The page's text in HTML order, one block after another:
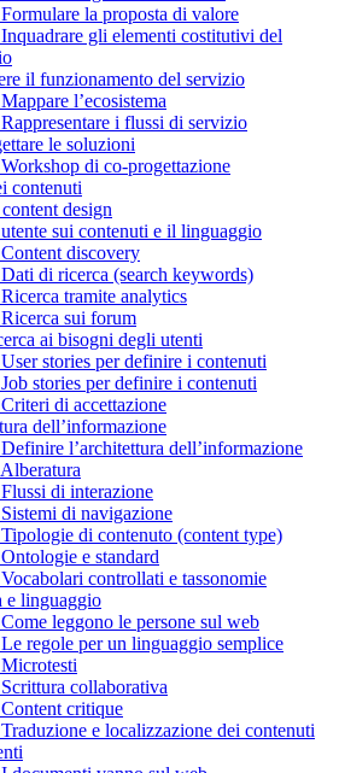
la proposta di valore
gli elementi costitutivi del
il funzionamento del servizio
l’ecosistema
i flussi di servizio
le soluzioni
di co-progettazione
contenuti
design
sui contenuti e il linguaggio
discovery
di ricerca (search keywords)
tramite analytics
sui forum
ai bisogni degli utenti
stories per definire i contenuti
stories per definire i contenuti
di accettazione
dell’informazione
l’architettura dell’informazione
di interazione
di navigazione
di contenuto (content type)
e standard
controllati e tassonomie
e linguaggio
leggono le persone sul web
regole per un linguaggio semplice
collaborativa
critique
e localizzazione dei contenuti